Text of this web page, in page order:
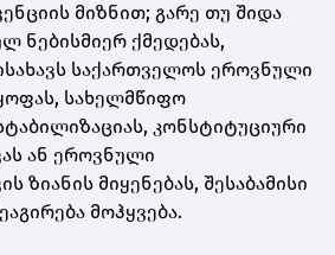
მიზნით; გარე თუ შიდა
ნებისმიერ ქმედებას,
საქართველოს ეროვნული
სახელმწიფო
კონსტიტუციური
ან ეროვნული
ზიანის მიყენებას, შესაბამისი
მოჰყვება.